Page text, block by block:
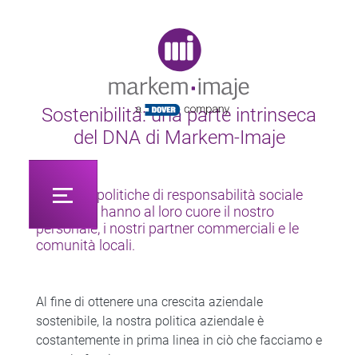
Sostenibilità: una parte intrinseca
del DNA di Markem-Imaje
Le nostre politiche di responsabilità sociale
d’impresa hanno al loro cuore il nostro
personale, i nostri partner commerciali e le
comunità locali.
Al fine di ottenere una crescita aziendale
sostenibile, la nostra politica aziendale è
costantemente in prima linea in ciò che facciamo e